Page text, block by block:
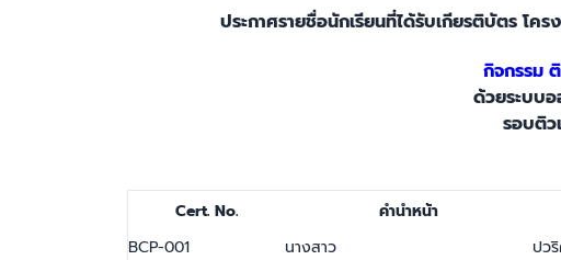
ประกาศรายชื่อนักเรียนที่ได้รับเกียรติบัตร โค
กิจกรรม
ด้วยระบบ
รอบติว
Cert. No. คำนำหน้า
BCP-001
นางสาว ปว